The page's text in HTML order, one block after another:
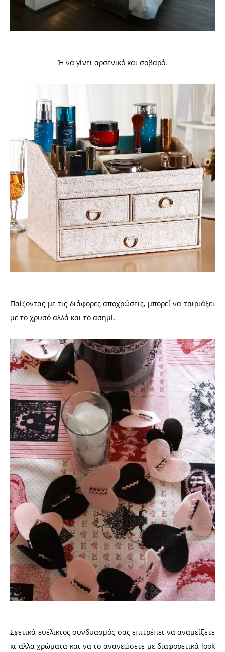
Ή να γίνει αρσενικό και σοβαρό.
Παίζοντας με τις διάφορες αποχρώσεις, μπορεί να ταιριάξει
με το χρυσό αλλά και το ασημί.
Σχετικά ευέλικτος συνδυασμός σας επιτρέπει να αναμείξετε
κι άλλα χρώματα και να το ανανεώσετε με διαφορετικά look